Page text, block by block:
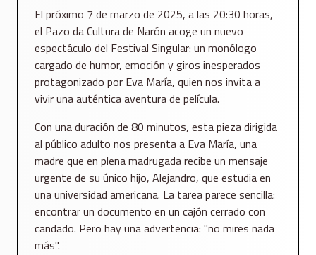
El próximo 7 de marzo de 2025, a las 20:30 horas,
el Pazo da Cultura de Narón acoge un nuevo
espectáculo del Festival Singular: un monólogo
cargado de humor, emoción y giros inesperados
protagonizado por Eva María, quien nos invita a
vivir una auténtica aventura de película.
Con una duración de 80 minutos, esta pieza dirigida
al público adulto nos presenta a Eva María, una
madre que en plena madrugada recibe un mensaje
urgente de su único hijo, Alejandro, que estudia en
una universidad americana. La tarea parece sencilla:
encontrar un documento en un cajón cerrado con
candado. Pero hay una advertencia: "no mires nada
más".